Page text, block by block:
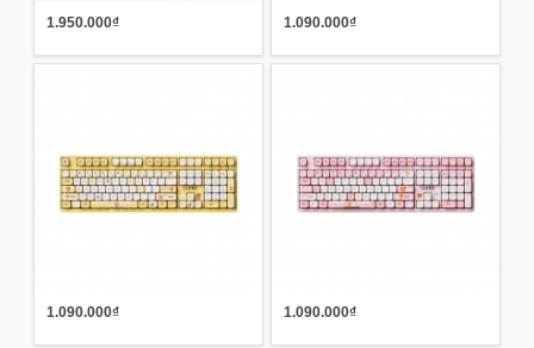
1.950.000₫ 1.090.000₫
1.090.000₫ 1.090.000₫